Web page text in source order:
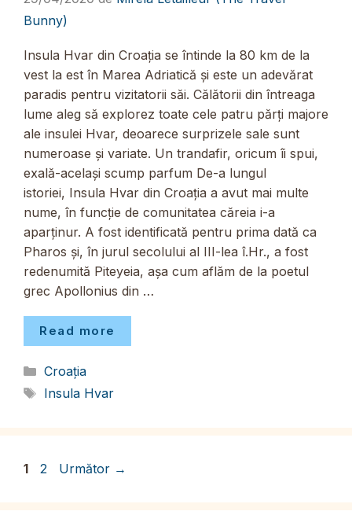
Bunny)
Insula Hvar din Croația se întinde la 80 km de la
vest la est în Marea Adriatică și este un adevărat
paradis pentru vizitatorii săi. Călătorii din întreaga
lume aleg să explorez toate cele patru părți majore
ale insulei Hvar, deoarece surprizele sale sunt
numeroase și variate. Un trandafir, oricum îi spui,
exală-acelaşi scump parfum De-a lungul
istoriei, Insula Hvar din Croația a avut mai multe
nume, în funcție de comunitatea căreia i-a
aparținur. A fost identificată pentru prima dată ca
Pharos și, în jurul secolului al III-lea î.Hr., a fost
redenumită Piteyeia, așa cum aflăm de la poetul
grec Apollonius din …
Read more
Categorii
Croația
Etichete
Insula Hvar
Pagina
1 Pagina
2 Următor →